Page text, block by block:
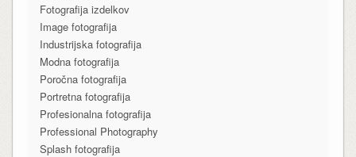
Fotografija izdelkov
Image fotografija
Industrijska fotografija
Modna fotografija
Poročna fotografija
Portretna fotografija
Profesionalna fotografija
Professional Photography
Splash fotografija